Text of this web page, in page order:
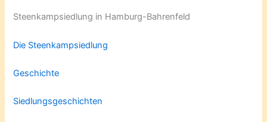
Steenkampsiedlung in Hamburg-Bahrenfeld
Die Steenkampsiedlung
Geschichte
Siedlungsgeschichten